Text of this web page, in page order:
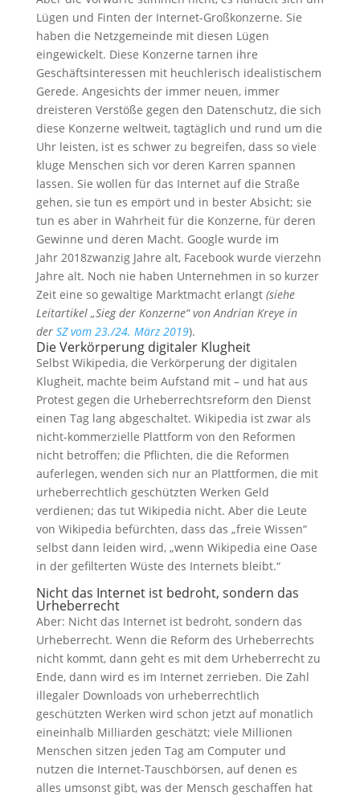
Lügen und Finten der Internet-Großkonzerne. Sie
haben die Netzgemeinde mit diesen Lügen
eingewickelt. Diese Konzerne tarnen ihre
Geschäftsinteressen mit heuchlerisch idealistischem
Gerede. Angesichts der immer neuen, immer
dreisteren Verstöße gegen den Datenschutz, die sich
diese Konzerne weltweit, tagtäglich und rund um die
Uhr leisten, ist es schwer zu begreifen, dass so viele
kluge Menschen sich vor deren Karren spannen
lassen. Sie wollen für das Internet auf die Straße
gehen, sie tun es empört und in bester Absicht; sie
tun es aber in Wahrheit für die Konzerne, für deren
Gewinne und deren Macht. Google wurde im
Jahr 2018zwanzig Jahre alt, Facebook wurde vierzehn
Jahre alt. Noch nie haben Unternehmen in so kurzer
Zeit eine so gewaltige Marktmacht erlangt (siehe
Leitartikel „Sieg der Konzerne“ von Andrian Kreye in
der SZ vom 23./24. März 2019).
Die Verkörperung digitaler Klugheit
Selbst Wikipedia, die Verkörperung der digitalen
Klugheit, machte beim Aufstand mit – und hat aus
Protest gegen die Urheberrechtsreform den Dienst
einen Tag lang abgeschaltet. Wikipedia ist zwar als
nicht-kommerzielle Plattform von den Reformen
nicht betroffen; die Pflichten, die die Reformen
auferlegen, wenden sich nur an Plattformen, die mit
urheberrechtlich geschützten Werken Geld
verdienen; das tut Wikipedia nicht. Aber die Leute
von Wikipedia befürchten, dass das „freie Wissen“
selbst dann leiden wird, „wenn Wikipedia eine Oase
in der gefilterten Wüste des Internets bleibt.“
Nicht das Internet ist bedroht, sondern das
Urheberrecht
Aber: Nicht das Internet ist bedroht, sondern das
Urheberrecht. Wenn die Reform des Urheberrechts
nicht kommt, dann geht es mit dem Urheberrecht zu
Ende, dann wird es im Internet zerrieben. Die Zahl
illegaler Downloads von urheberrechtlich
geschützten Werken wird schon jetzt auf monatlich
eineinhalb Milliarden geschätzt; viele Millionen
Menschen sitzen jeden Tag am Computer und
nutzen die Internet-Tauschbörsen, auf denen es
alles umsonst gibt, was der Mensch geschaffen hat